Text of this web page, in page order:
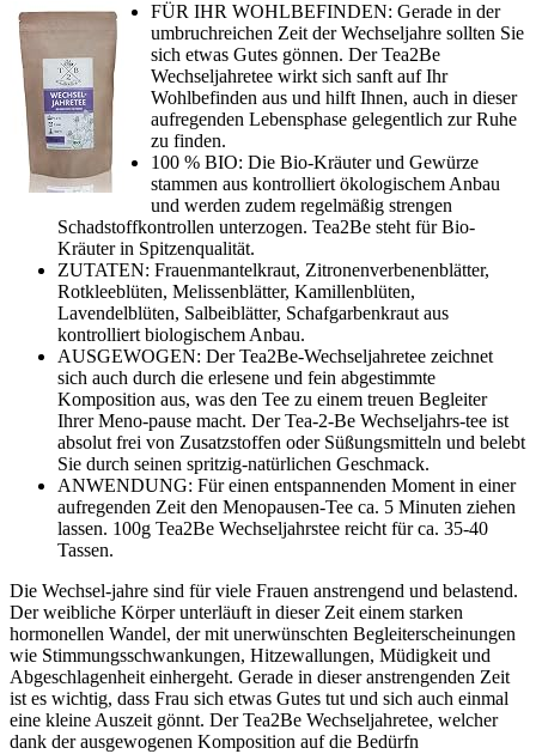
FÜR IHR WOHLBEFINDEN: Gerade in der
umbruchreichen Zeit der Wechseljahre sollten Sie
sich etwas Gutes gönnen. Der Tea2Be
Wechseljahretee wirkt sich sanft auf Ihr
Wohlbefinden aus und hilft Ihnen, auch in dieser
aufregenden Lebensphase gelegentlich zur Ruhe
zu finden.
100 % BIO: Die Bio-Kräuter und Gewürze
stammen aus kontrolliert ökologischem Anbau
und werden zudem regelmäßig strengen
Schadstoffkontrollen unterzogen. Tea2Be steht für Bio-
Kräuter in Spitzenqualität.
ZUTATEN: Frauenmantelkraut, Zitronenverbenenblätter,
Rotkleeblüten, Melissenblätter, Kamillenblüten,
Lavendelblüten, Salbeiblätter, Schafgarbenkraut aus
kontrolliert biologischem Anbau.
AUSGEWOGEN: Der Tea2Be-Wechseljahretee zeichnet
sich auch durch die erlesene und fein abgestimmte
Komposition aus, was den Tee zu einem treuen Begleiter
Ihrer Meno-pause macht. Der Tea-2-Be Wechseljahrs-tee ist
absolut frei von Zusatzstoffen oder Süßungsmitteln und belebt
Sie durch seinen spritzig-natürlichen Geschmack.
ANWENDUNG: Für einen entspannenden Moment in einer
aufregenden Zeit den Menopausen-Tee ca. 5 Minuten ziehen
lassen. 100g Tea2Be Wechseljahrstee reicht für ca. 35-40
Tassen.
Die Wechsel-jahre sind für viele Frauen anstrengend und belastend.
Der weibliche Körper unterläuft in dieser Zeit einem starken
hormonellen Wandel, der mit unerwünschten Begleiterscheinungen
wie Stimmungsschwankungen, Hitzewallungen, Müdigkeit und
Abgeschlagenheit einhergeht. Gerade in dieser anstrengenden Zeit
ist es wichtig, dass Frau sich etwas Gutes tut und sich auch einmal
eine kleine Auszeit gönnt. Der Tea2Be Wechseljahretee, welcher
dank der ausgewogenen Komposition auf die Bedürfn